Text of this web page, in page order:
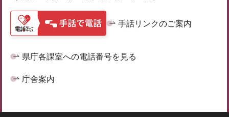
手話リンクのご案内
県庁各課室への電話番号を見る
庁舎案内